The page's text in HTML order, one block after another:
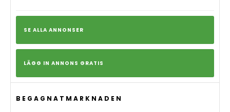
SE ALLA ANNONSER
LÄGG IN ANNONS GRATIS
BEGAGNATMARKNADEN